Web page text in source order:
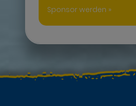
Sponsor werden »